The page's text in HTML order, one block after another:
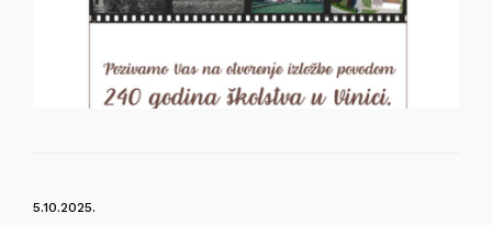
5.10.2025.